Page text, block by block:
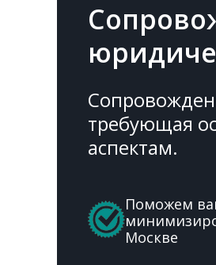
требующая
аспектам.
Поможем
Москве